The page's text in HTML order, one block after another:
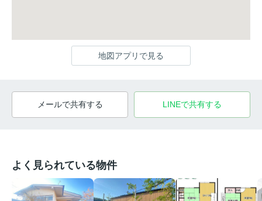
地図アプリで見る
メールで共有する LINEで共有する
よく見られている物件